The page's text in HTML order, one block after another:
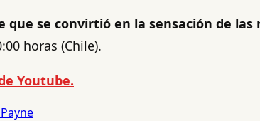
se convirtió en la sensación de las
horas (Chile).
Youtube.